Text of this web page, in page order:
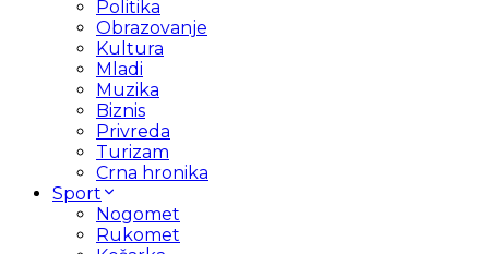
Politika
Obrazovanje
Kultura
Mladi
Muzika
Biznis
Privreda
Turizam
Crna hronika
Sport
Nogomet
Rukomet